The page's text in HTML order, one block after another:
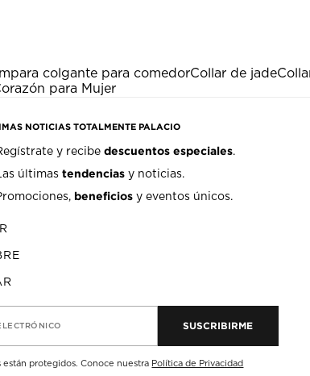
colgante para comedorCollar de jade
para Mujer
NOTICIAS TOTALMENTE PALACIO
y recibedescuentos especiales.
Las últimastendencias y noticias.
beneficios y eventos únicos.
SUSCRIBIRME
están protegidos. Conoce nuestra Política de Privacidad